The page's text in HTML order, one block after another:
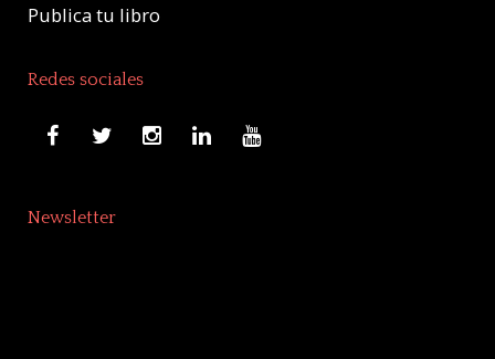
Publica tu libro
Redes sociales
Newsletter